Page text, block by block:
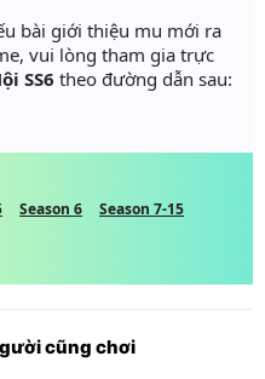
bài giới thiệu mu mới ra
vui lòng tham gia trực
SS6 theo đường dẫn sau:
Season 6
Season 7-15
cũng chơi